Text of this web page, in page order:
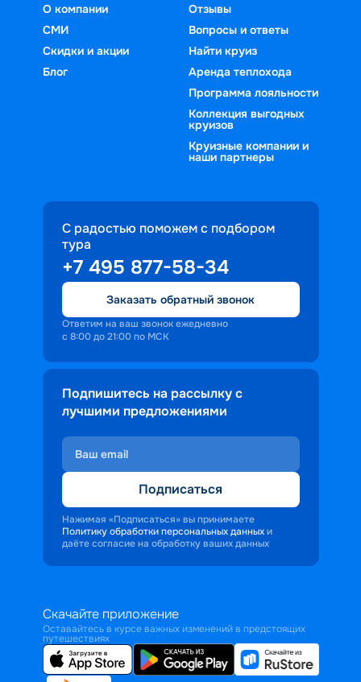
О компании
СМИ
Скидки и акции
Блог
Отзывы
Вопросы и ответы
Найти круиз
Аренда теплохода
Программа лояльности
Коллекция выгодных
круизов
Круизные компании и
наши партнеры
С радостью поможем с подбором
тура
+7 495 877-58-34
Заказать обратный звонок
Ответим на ваш звонок ежедневно
с 8:00 до 21:00 по МСК
Подпишитесь на рассылку с
лучшими предложениями
Подписаться
Нажимая «Подписаться» вы принимаете
Политику обработки персональных данных и
даёте согласие на обработку ваших данных
Скачайте приложение
Оставайтесь в курсе важных изменений в предстоящих
путешествиях